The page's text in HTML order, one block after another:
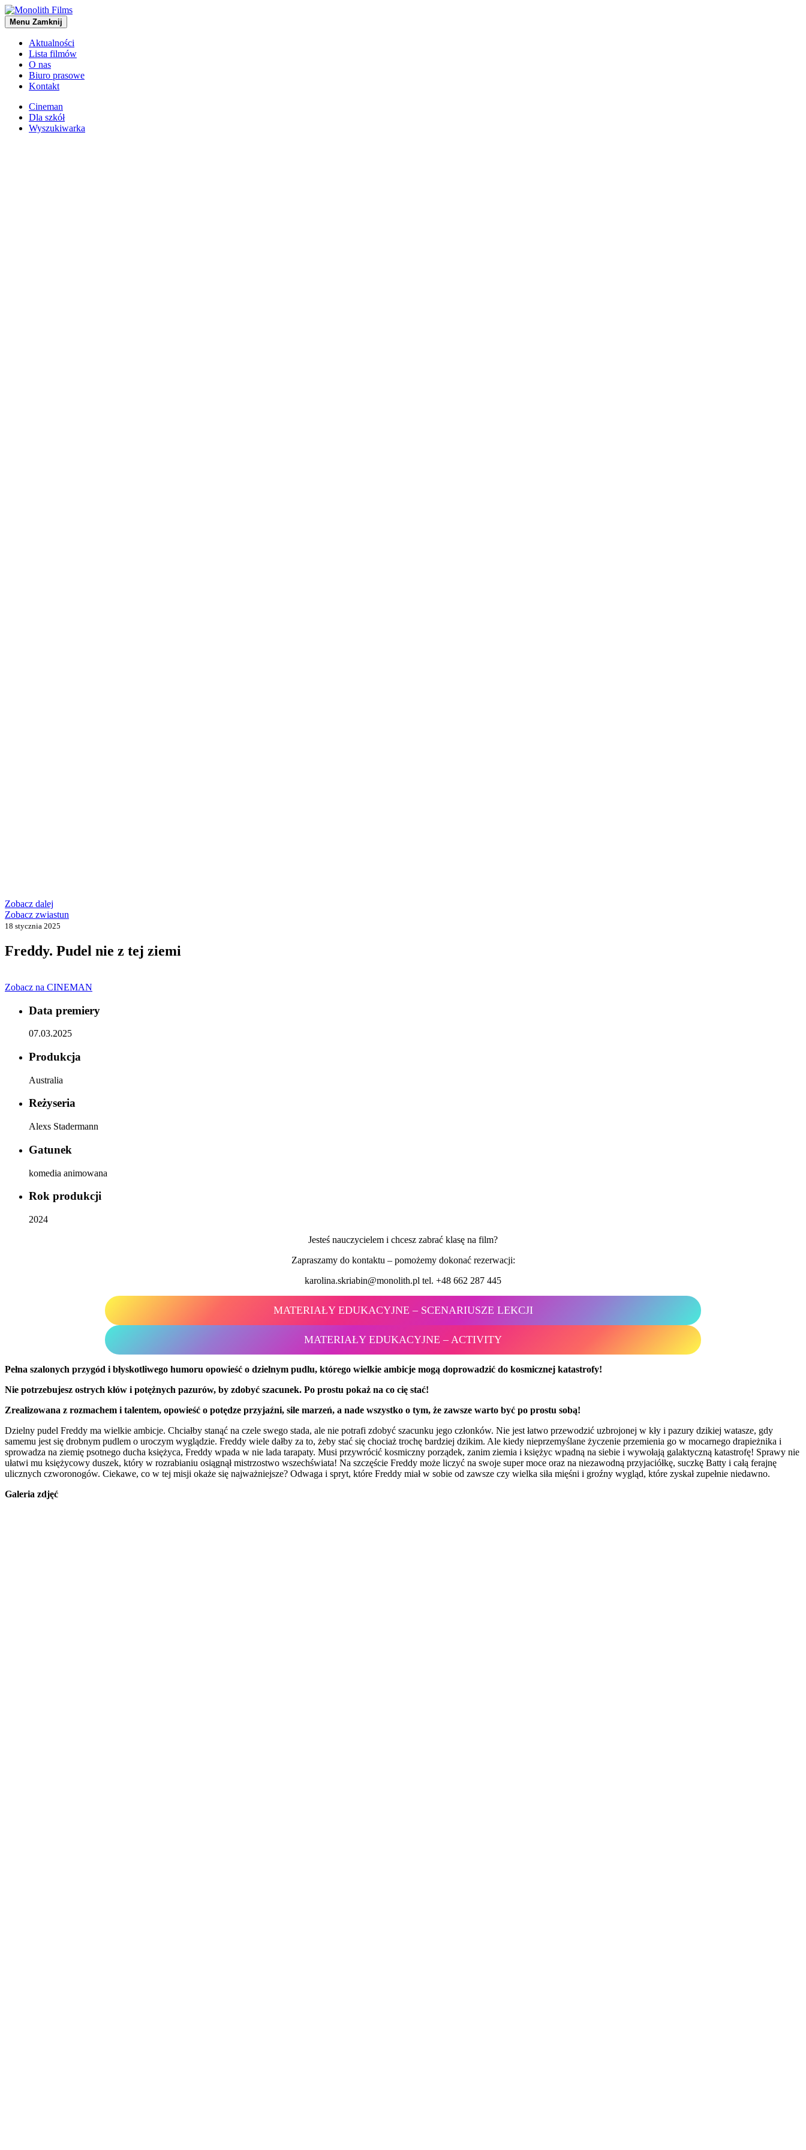
Menu Zamknij
Aktualności
Lista filmów
O nas
Biuro prasowe
Kontakt
Cineman
Dla szkół
Wyszukiwarka
Zobacz dalej
Zobacz zwiastun
18 stycznia 2025
Freddy. Pudel nie z tej ziemi
Zobacz na CINEMAN
Data premiery
07.03.2025
Produkcja
Australia
Reżyseria
Alexs Stadermann
Gatunek
komedia animowana
Rok produkcji
2024
Jesteś nauczycielem i chcesz zabrać klasę na film?
Zapraszamy do kontaktu – pomożemy dokonać rezerwacji:
karolina.skriabin@monolith.pl tel. +48 662 287 445
MATERIAŁY EDUKACYJNE – SCENARIUSZE LEKCJI
MATERIAŁY EDUKACYJNE – ACTIVITY
Pełna szalonych przygód i błyskotliwego humoru opowieść o dzielnym pudlu, którego wielkie ambicje mogą doprowadzić do kosmicznej katastrofy!
Nie potrzebujesz ostrych kłów i potężnych pazurów, by zdobyć szacunek. Po prostu pokaż na co cię stać!
Zrealizowana z rozmachem i talentem, opowieść o potędze przyjaźni, sile marzeń, a nade wszystko o tym, że zawsze warto być po prostu sobą!
Dzielny pudel Freddy ma wielkie ambicje. Chciałby stanąć na czele swego stada, ale nie potrafi zdobyć szacunku jego członków. Nie jest łatwo przewodzić uzbrojonej w kły i pazury dzikiej watasze, gdy
samemu jest się drobnym pudlem o uroczym wyglądzie. Freddy wiele dałby za to, żeby stać się chociaż trochę bardziej dzikim. Ale kiedy nieprzemyślane życzenie przemienia go w mocarnego drapieżnika i
sprowadza na ziemię psotnego ducha księżyca, Freddy wpada w nie lada tarapaty. Musi przywrócić kosmiczny porządek, zanim ziemia i księżyc wpadną na siebie i wywołają galaktyczną katastrofę! Sprawy nie
ułatwi mu księżycowy duszek, który w rozrabianiu osiągnął mistrzostwo wszechświata! Na szczęście Freddy może liczyć na swoje super moce oraz na niezawodną przyjaciółkę, suczkę Batty i całą ferajnę
ulicznych czworonogów. Ciekawe, co w tej misji okaże się najważniejsze? Odwaga i spryt, które Freddy miał w sobie od zawsze czy wielka siła mięśni i groźny wygląd, które zyskał zupełnie niedawno.
Galeria zdjęć